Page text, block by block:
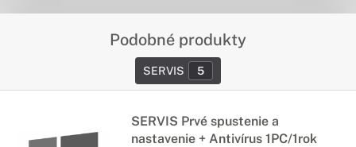
Podobné produkty
SERVIS 5
SERVIS Prvé spustenie a
nastavenie + Antivírus 1PC/1rok